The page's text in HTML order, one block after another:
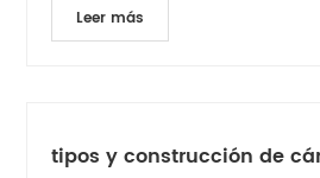
Leer más
tipos y construcción de